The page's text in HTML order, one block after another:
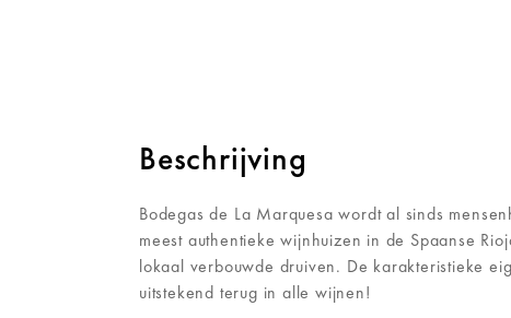
Beschrijving
Bodegas de La Marquesa wordt al sinds
meest authentieke wijnhuizen in de Spaanse
lokaal verbouwde druiven. De karakteristieke
uitstekend terug in alle wijnen!